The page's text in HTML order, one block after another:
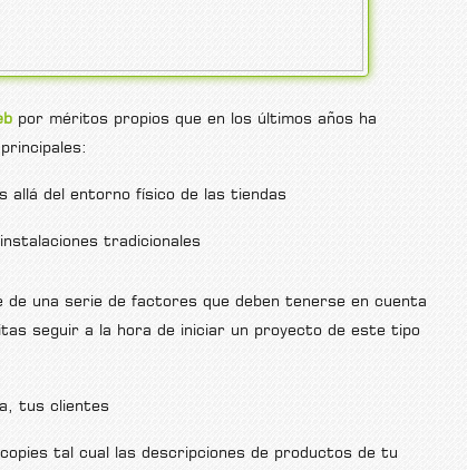
por méritos propios que en los últimos años ha
allá del entorno físico de las tiendas
tradicionales
una serie de factores que deben tenerse en cuenta
seguir a la hora de iniciar un proyecto de este tipo
tus clientes
tal cual las descripciones de productos de tu